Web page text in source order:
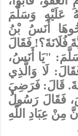
عَلَيْهِ وَسَلَّمَ
أَنَسُ بْنُ
فُلَانَةَ؟! فَقَالَ
"يَا أَنَسُ،
لَا وَالَّذِي
قَالَ: فَرَضِيَ
فَقَالَ رَسُولُ
مِنْ عِبَادِ اللَّهِ